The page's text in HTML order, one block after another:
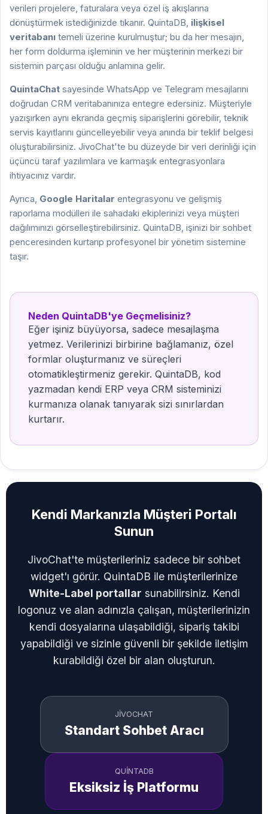
verileri projelere, faturalara veya özel iş akışlarına
dönüştürmek istediğinizde tıkanır. QuintaDB, ilişkisel
veritabanı temeli üzerine kurulmuştur; bu da her mesajın,
her form doldurma işleminin ve her müşterinin merkezi bir
sistemin parçası olduğu anlamına gelir.
QuintaChat sayesinde WhatsApp ve Telegram mesajlarını
doğrudan CRM veritabanınıza entegre edersiniz. Müşteriyle
yazışırken aynı ekranda geçmiş siparişlerini görebilir, teknik
servis kayıtlarını güncelleyebilir veya anında bir teklif belgesi
oluşturabilirsiniz. JivoChat'te bu düzeyde bir veri derinliği için
üçüncü taraf yazılımlara ve karmaşık entegrasyonlara
ihtiyacınız vardır.
Ayrıca, Google Haritalar entegrasyonu ve gelişmiş
raporlama modülleri ile sahadaki ekiplerinizi veya müşteri
dağılımınızı görselleştirebilirsiniz. QuintaDB, işinizi bir sohbet
penceresinden kurtarıp profesyonel bir yönetim sistemine
taşır.
Neden QuintaDB'ye Geçmelisiniz?
Eğer işiniz büyüyorsa, sadece mesajlaşma
yetmez. Verilerinizi birbirine bağlamanız, özel
formlar oluşturmanız ve süreçleri
otomatikleştirmeniz gerekir. QuintaDB, kod
yazmadan kendi ERP veya CRM sisteminizi
kurmanıza olanak tanıyarak sizi sınırlardan
kurtarır.
Kendi Markanızla Müşteri Portalı
Sunun
JivoChat'te müşterileriniz sadece bir sohbet
widget'ı görür. QuintaDB ile müşterilerinize
White-Label portallar sunabilirsiniz. Kendi
logonuz ve alan adınızla çalışan, müşterilerinizin
kendi dosyalarına ulaşabildiği, sipariş takibi
yapabildiği ve sizinle güvenli bir şekilde iletişim
kurabildiği özel bir alan oluşturun.
JIVOCHAT
Standart Sohbet Aracı
QUINTADB
Eksiksiz İş Platformu